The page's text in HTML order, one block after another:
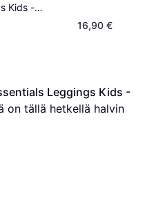
Kids -
042)
16,90 €
Leggings Kids -
on tällä hetkellä halvin